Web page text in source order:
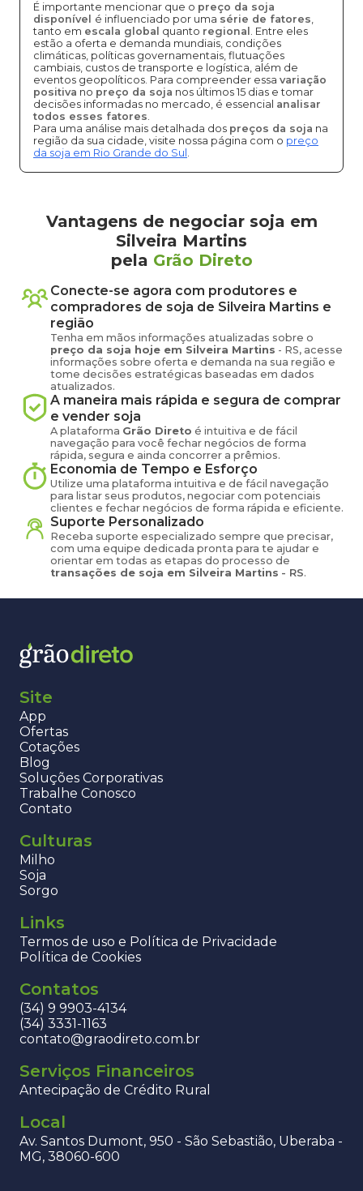
É importante mencionar que o preço da soja
disponível é influenciado por uma série de fatores,
tanto em escala global quanto regional . Entre eles
estão a oferta e demanda mundiais, condições
climáticas, políticas governamentais, flutuações
cambiais, custos de transporte e logística, além de
eventos geopolíticos. Para compreender essa variação
positiva no preço da soja nos últimos 15 dias e tomar
decisões informadas no mercado, é essencial analisar
todos esses fatores.
Para uma análise mais detalhada dos preços da soja na
região da sua cidade, visite nossa página com o preço
da soja em Rio Grande do Sul .
Vantagens de negociar soja em
Silveira Martins
pela Grão Direto
Conecte-se agora com produtores e
compradores de soja de Silveira Martins e
região
Tenha em mãos informações atualizadas sobre o
preço da soja hoje em Silveira Martins - RS, acesse
informações sobre oferta e demanda na sua região e
tome decisões estratégicas baseadas em dados
atualizados.
A maneira mais rápida e segura de comprar
e vender soja
A plataforma Grão Direto é intuitiva e de fácil
navegação para você fechar negócios de forma
rápida, segura e ainda concorrer a prêmios.
Economia de Tempo e Esforço
Utilize uma plataforma intuitiva e de fácil navegação
para listar seus produtos, negociar com potenciais
clientes e fechar negócios de forma rápida e eficiente.
Suporte Personalizado
Receba suporte especializado sempre que precisar,
com uma equipe dedicada pronta para te ajudar e
orientar em todas as etapas do processo de
transações de soja em Silveira Martins - RS.
Site
App
Ofertas
Cotações
Blog
Soluções Corporativas
Trabalhe Conosco
Contato
Culturas
Milho
Soja
Sorgo
Links
Termos de uso e Política de Privacidade
Política de Cookies
Contatos
(34) 9 9903-4134
(34) 3331-1163
contato@graodireto.com.br
Serviços Financeiros
Antecipação de Crédito Rural
Local
Av. Santos Dumont, 950 - São Sebastião, Uberaba -
MG, 38060-600